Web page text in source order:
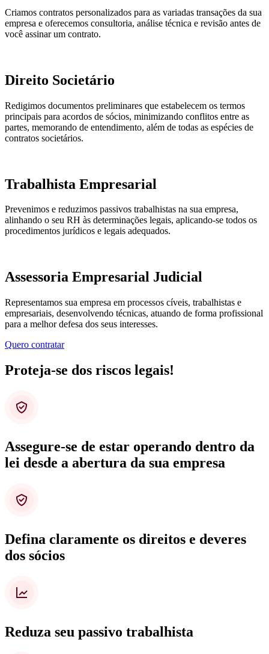
Criamos contratos personalizados para as variadas transações da sua
empresa e oferecemos consultoria, análise técnica e revisão antes de
você assinar um contrato.
Direito Societário
Redigimos documentos preliminares que estabelecem os termos
principais para acordos de sócios, minimizando conflitos entre as
partes, memorando de entendimento, além de todas as espécies de
contratos societários.
Trabalhista Empresarial
Prevenimos e reduzimos passivos trabalhistas na sua empresa,
alinhando o seu RH às determinações legais, aplicando-se todos os
procedimentos jurídicos e legais adequados.
Assessoria Empresarial Judicial
Representamos sua empresa em processos cíveis, trabalhistas e
empresariais, desenvolvendo técnicas, atuando de forma profissional
para a melhor defesa dos seus interesses.
Quero contratar
Proteja-se dos riscos legais!
Assegure-se de estar operando dentro da
lei desde a abertura da sua empresa
Defina claramente os direitos e deveres
dos sócios
Reduza seu passivo trabalhista